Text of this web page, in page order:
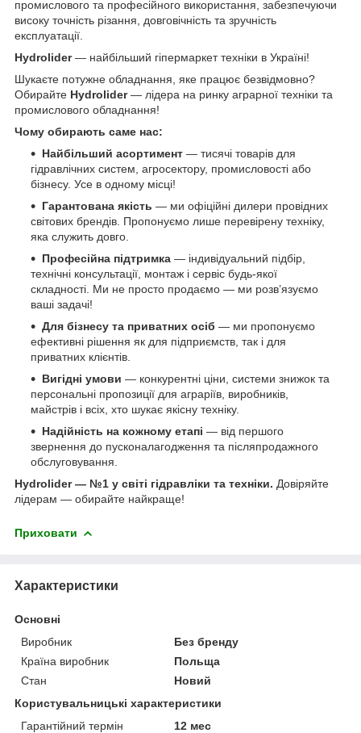
промислового та професійного використання, забезпечуючи
високу точність різання, довговічність та зручність
експлуатації.
Hydrolider— найбільший гіпермаркет техніки в Україні!
Шукаєте потужне обладнання, яке працює безвідмовно?
Обирайте Hydrolider— лідера на ринку аграрної техніки та
промислового обладнання!
Чому обирають саме нас:
Найбільший асортимент — тисячі товарів для
гідравлічних систем, агросектору, промисловості або
бізнесу. Усе в одному місці!
Гарантована якість — ми офіційні дилери провідних
світових брендів. Пропонуємо лише перевірену техніку,
яка служить довго.
Професійна підтримка — індивідуальний підбір,
технічні консультації, монтаж і сервіс будь-якої
складності. Ми не просто продаємо — ми розв’язуємо
ваші задачі!
Для бізнесу та приватних осіб — ми пропонуємо
ефективні рішення як для підприємств, так і для
приватних клієнтів.
Вигідні умови — конкурентні ціни, системи знижок та
персональні пропозиції для аграріїв, виробників,
майстрів і всіх, хто шукає якісну техніку.
Надійність на кожному етапі — від першого
звернення до пусконалагодження та післяпродажного
обслуговування.
Hydrolider — №1 у світі гідравліки та техніки. Довіряйте
лідерам — обирайте найкраще!
Приховати
Характеристики
Основні
Виробник
Без бренду
Країна виробник
Польща
Стан
Новий
Користувальницькі характеристики
Гарантійний термін
12 мес